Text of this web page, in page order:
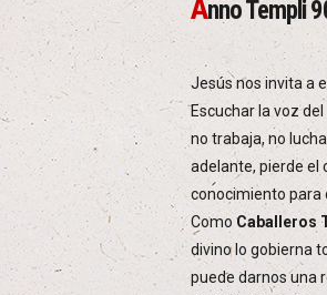
Anno Templi
Jesús nos invita a
Escuchar la voz
no trabaja, no
adelante, pierde el
conocimiento para
ComoCaballeros
divino lo gobierna
puede darnos una